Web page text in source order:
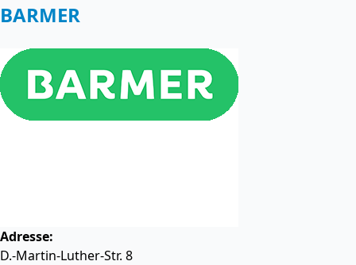
BARMER
Adresse:
D.-Martin-Luther-Str. 8